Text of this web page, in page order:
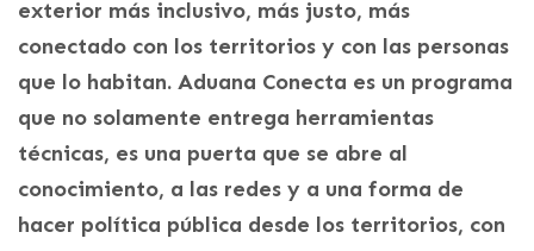
exterior más inclusivo, más justo, más
conectado con los territorios y con las personas
que lo habitan. Aduana Conecta es un programa
que no solamente entrega herramientas
técnicas, es una puerta que se abre al
conocimiento, a las redes y a una forma de
hacer política pública desde los territorios, con